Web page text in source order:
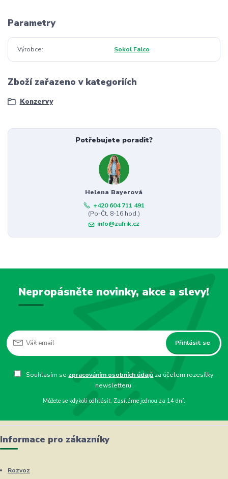
Parametry
Výrobce Sokol Falco
Zboží zařazeno v kategoriích
Konzervy
Potřebujete poradit?
Helena Bayerová
+420 604 711 491
(Po-Čt, 8-16 hod.)
info@zufrik.cz
Nepropásněte novinky, akce a slevy!
Přihlásit se
Souhlasím se zpracováním osobních údajů za účelem rozesílky
newsletteru.
Můžete se kdykoli odhlásit. Zasíláme jednou za 14 dní.
Informace pro zákazníky
Rozvoz